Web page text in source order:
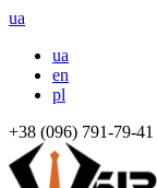
ua
ua
en
pl
+38 (096) 791-79-41